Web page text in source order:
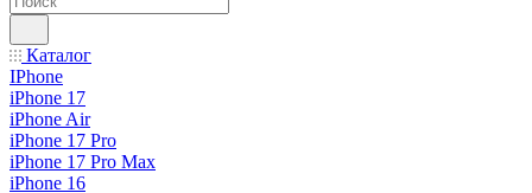
Каталог
IPhone
iPhone 17
iPhone Air
iPhone 17 Pro
iPhone 17 Pro Max
iPhone 16